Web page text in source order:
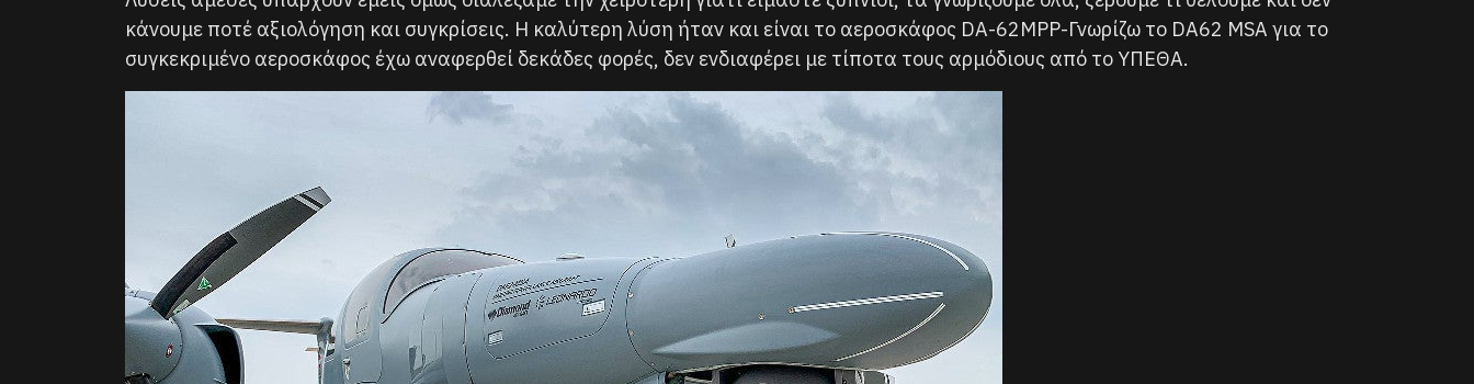
κάνουμε ποτέ αξιολόγηση και συγκρίσεις. Η καλύτερη λύση ήταν και είναι το αεροσκάφος DA-62MPP-Γνωρίζω το DA62 MSA για το
συγκεκριμένο αεροσκάφος έχω αναφερθεί δεκάδες φορές, δεν ενδιαφέρει με τίποτα τους αρμόδιους από το ΥΠΕΘΑ.